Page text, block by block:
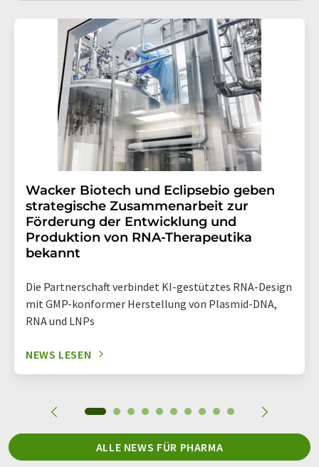
Wacker Biotech und Eclipsebio geben
strategische Zusammenarbeit zur
Förderung der Entwicklung und
Produktion von RNA-Therapeutika
bekannt
Die Partnerschaft verbindet KI-gestütztes RNA-Design
mit GMP-konformer Herstellung von Plasmid-DNA,
RNA und LNPs
NEWS LESEN
ALLE NEWS FÜR PHARMA